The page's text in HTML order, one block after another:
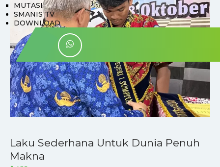
MUTASI
SMANIS TV
DOWNLOAD
Laku Sederhana Untuk Dunia Penuh
Makna